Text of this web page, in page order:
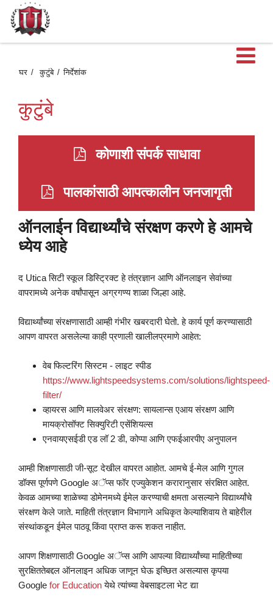
घर कुटुंबे निर्देशांक
कुटुंबे
कोणाशी संपर्क साधावा
पालकांसाठी आपत्कालीन जनजागृती
ऑनलाईन विद्यार्थ्यांचे संरक्षण करणे हे आमचे
ध्येय आहे
द Utica सिटी स्कूल डिस्ट्रिक्ट हे तंत्रज्ञान आणि ऑनलाइन सेवांच्या
वापरामध्ये अनेक वर्षांपासून अग्रगण्य शाळा जिल्हा आहे.
विद्यार्थ्यांच्या संरक्षणासाठी आम्ही गंभीर खबरदारी घेतो. हे कार्य पूर्ण करण्यासाठी
आपण वापरत असलेल्या काही प्रणाली खालीलप्रमाणे आहेत:
वेब फिल्टरिंग सिस्टम - लाइट स्पीड
https://www.lightspeedsystems.com/solutions/lightspeed-
filter/
व्हायरस आणि मालवेअर संरक्षण: सायलान्स एआय संरक्षण आणि
मायक्रोसॉफ्ट सिक्युरिटी एसेंशियल्स
एनवायएसईडी एड लॉ 2 डी, कोप्पा आणि एफईआरपीए अनुपालन
आम्ही शिक्षणासाठी जी-सूट देखील वापरत आहोत. आमचे ई-मेल आणि गुगल
डॉक्स पूर्णपणे Google अॅप्स फॉर एज्युकेशन करारानुसार संरक्षित आहेत.
केवळ आमच्या शाळेच्या डोमेनमध्ये ईमेल करण्याची क्षमता असल्याने विद्यार्थ्यांचे
संरक्षण केले जाते. माहिती तंत्रज्ञान विभागाने अधिकृत केल्याशिवाय ते बाहेरील
संस्थांकडून ईमेल पाठवू किंवा प्राप्त करू शकत नाहीत.
आपण शिक्षणासाठी Google अॅप्स आणि आपल्या विद्यार्थ्यांच्या माहितीच्या
सुरक्षिततेबद्दल ऑनलाइन अधिक जाणून घेऊ इच्छित असल्यास कृपया
Google for Educationयेथे त्यांच्या वेबसाइटला भेट द्या